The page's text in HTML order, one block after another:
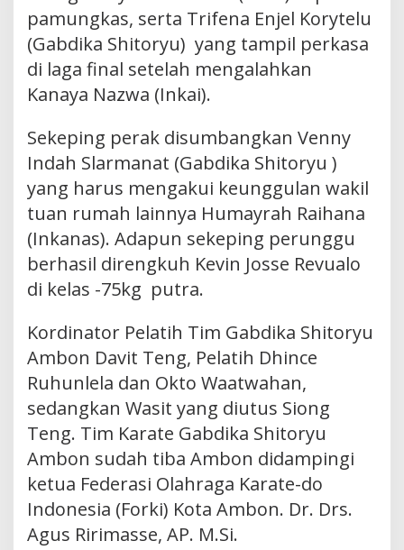
pamungkas, serta Trifena Enjel Korytelu
(Gabdika Shitoryu) yang tampil perkasa
di laga final setelah mengalahkan
Kanaya Nazwa (Inkai).
Sekeping perak disumbangkan Venny
Indah Slarmanat (Gabdika Shitoryu )
yang harus mengakui keunggulan wakil
tuan rumah lainnya Humayrah Raihana
(Inkanas). Adapun sekeping perunggu
berhasil direngkuh Kevin Josse Revualo
di kelas -75kg putra.
Kordinator Pelatih Tim Gabdika Shitoryu
Ambon Davit Teng, Pelatih Dhince
Ruhunlela dan Okto Waatwahan,
sedangkan Wasit yang diutus Siong
Teng. Tim Karate Gabdika Shitoryu
Ambon sudah tiba Ambon didampingi
ketua Federasi Olahraga Karate-do
Indonesia (Forki) Kota Ambon. Dr. Drs.
Agus Ririmasse, AP. M.Si.